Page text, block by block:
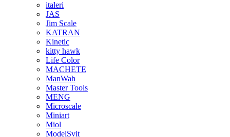
italeri
JAS
Jim Scale
KATRAN
Kinetic
kitty hawk
Life Color
MACHETE
ManWah
Master Tools
MENG
Microscale
Miniart
Miol
ModelSvit